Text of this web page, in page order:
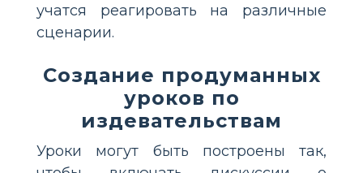
учатся реагировать на различные
сценарии.
Создание продуманных
уроков по
издевательствам
Уроки могут быть построены так,